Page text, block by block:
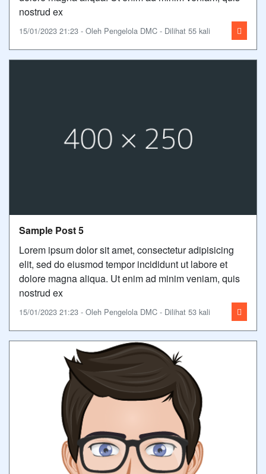
nostrud ex
15/01/2023 21:23 - Oleh Pengelola DMC - Dilihat 55 kali
Sample Post 5
Lorem ipsum dolor sit amet, consectetur adipisicing
elit, sed do eiusmod tempor incididunt ut labore et
dolore magna aliqua. Ut enim ad minim veniam, quis
nostrud ex
15/01/2023 21:23 - Oleh Pengelola DMC - Dilihat 53 kali